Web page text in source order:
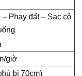
– Phay đất – Sạc cỏ
giờ
bì 70cm)